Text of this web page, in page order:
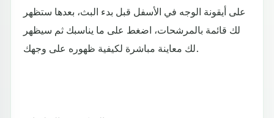
على أيقونة الوجه في الأسفل قبل بدء البث، بعدها ستظهر
لك قائمة بالمرشحات، اضغط على ما يناسبك ثم سيظهر
لك معاينة مباشرة لكيفية ظهوره على وجهك.